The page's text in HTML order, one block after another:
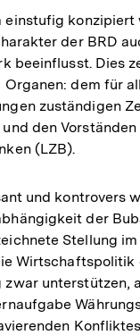
einstufig konzipiert
der BRD
beeinflusst. Dies
dem für
zuständigen
den Vorständen
(LZB).
und kontrovers
der
Stellung
Wirtschaftspolitik
zwar unterstützen,